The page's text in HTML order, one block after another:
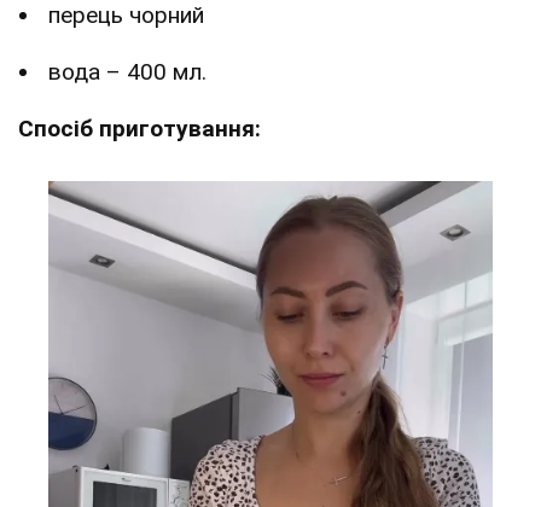
перець чорний
вода – 400 мл.
Спосіб приготування: